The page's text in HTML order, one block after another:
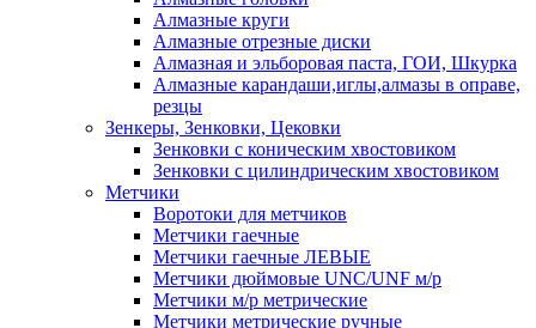
Алмазные круги
Алмазные отрезные диски
Алмазная и эльборовая паста, ГОИ, Шкурка
Алмазные карандаши,иглы,алмазы в оправе,
резцы
Зенкеры, Зенковки, Цековки
Зенковки с коническим хвостовиком
Зенковки с цилиндрическим хвостовиком
Метчики
Воротоки для метчиков
Метчики гаечные
Метчики гаечные ЛЕВЫЕ
Метчики дюймовые UNC/UNF м/р
Метчики м/р метрические
Метчики метрические ручные